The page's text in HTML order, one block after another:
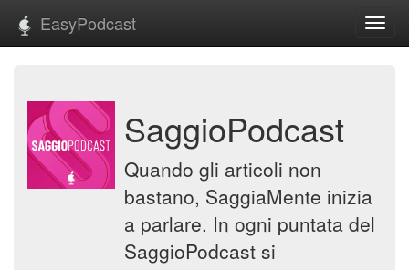
EasyPodcast
SaggioPodcast
Quando gli articoli non
bastano, SaggiaMente inizia
a parlare. In ogni puntata del
SaggioPodcast si